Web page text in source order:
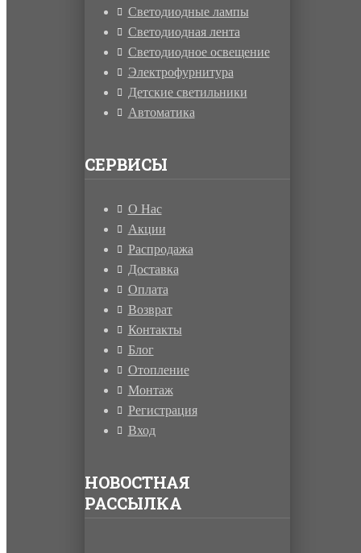
Светодиодные лампы
Светодиодная лента
Светодиодное освещение
Электрофурнитура
Детские светильники
Автоматика
СЕРВИСЫ
О Нас
Акции
Распродажа
Доставка
Оплата
Возврат
Контакты
Блог
Отопление
Монтаж
Регистрация
Вход
НОВОСТНАЯ
РАССЫЛКА